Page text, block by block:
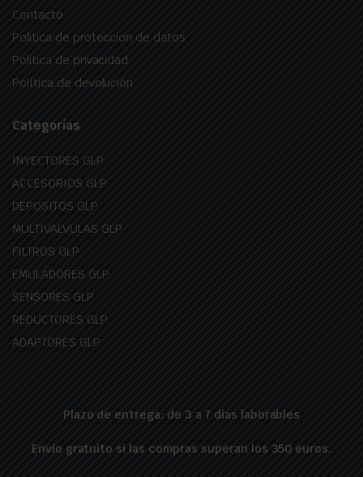
Contacto
Politica de proteccion de datos
Politica de privacidad
Política de devolución
Categorías
INYECTORES GLP
ACCESORIOS GLP
DEPOSITOS GLP
MULTIVALVULAS GLP
FILTROS GLP
EMULADORES GLP
SENSORES GLP
REDUCTORES GLP
ADAPTORES GLP
Plazo de entrega: de 3 a 7 días laborables
Envío gratuito si las compras superan los 350 euros.